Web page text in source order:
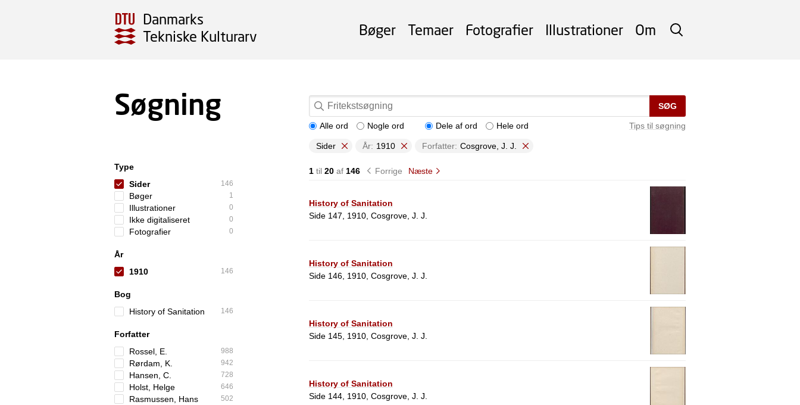
Danmarks
Tekniske Kulturarv
SØG
Bøger Temaer Fotografier Illustrationer Om
Søgning SØG
Tips til søgning
Alle ord Nogle ord Dele af ord Hele ord
Sider År: 1910 Forfatter: Cosgrove, J. J.
Type
Sider
146
Bøger 1
Illustrationer 0
Ikke digitaliseret 0
Fotografier 0
År
1910
146
Bog
History of Sanitation
146
Forfatter
Rossel, E.
988
Rørdam, K. 942
Hansen, C. 728
Holst, Helge 646
Rasmussen, Hans 502
1til 20af 146 Forrige Næste
History of Sanitation
Side 147, 1910, Cosgrove, J. J.
History of Sanitation
Side 146, 1910, Cosgrove, J. J.
History of Sanitation
Side 145, 1910, Cosgrove, J. J.
History of Sanitation
Side 144, 1910, Cosgrove, J. J.